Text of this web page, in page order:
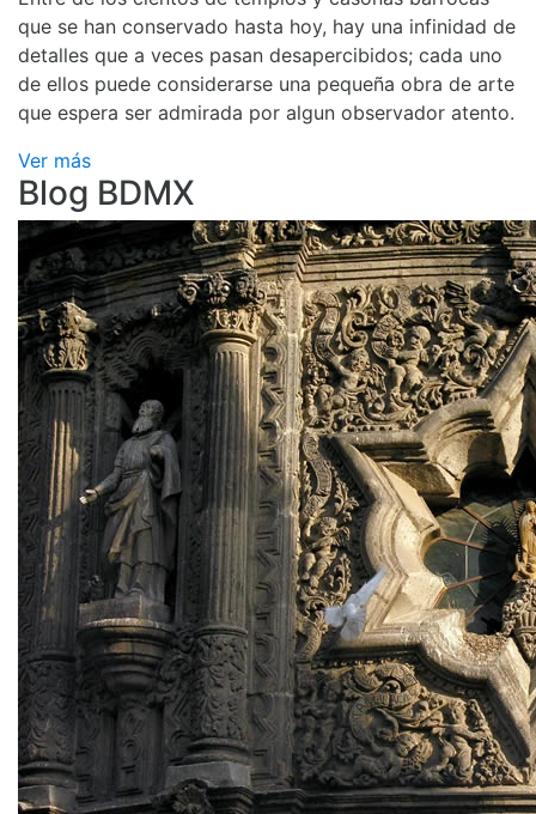
que se han conservado hasta hoy, hay una infinidad de
detalles que a veces pasan desapercibidos; cada uno
de ellos puede considerarse una pequeña obra de arte
que espera ser admirada por algun observador atento.
Ver más
Blog BDMX